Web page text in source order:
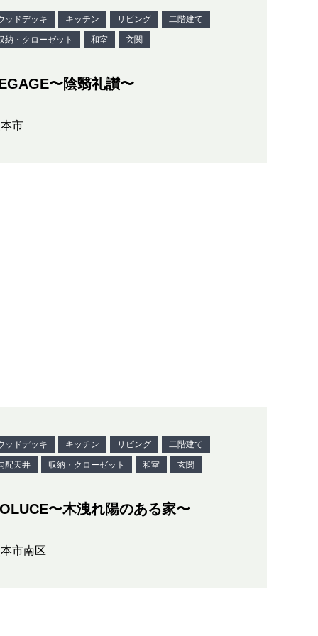
ッドデッキ キッチン リビング 二階建て
納・クローゼット 和室 玄関
〜陰翳礼讃〜
市
ッドデッキ キッチン リビング 二階建て
配天井 収納・クローゼット 和室 玄関
〜木洩れ陽のある家〜
市南区